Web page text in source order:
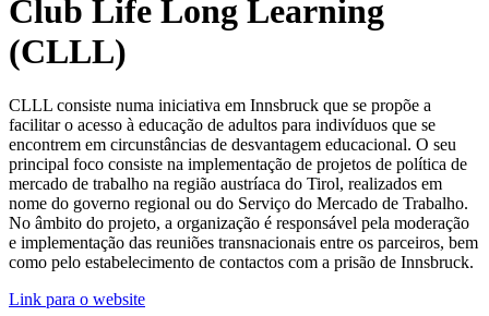
Club Life Long Learning
(CLLL)
CLLL consiste numa iniciativa em Innsbruck que se propõe a
facilitar o acesso à educação de adultos para indivíduos que se
encontrem em circunstâncias de desvantagem educacional. O seu
principal foco consiste na implementação de projetos de política de
mercado de trabalho na região austríaca do Tirol, realizados em
nome do governo regional ou do Serviço do Mercado de Trabalho.
No âmbito do projeto, a organização é responsável pela moderação
e implementação das reuniões transnacionais entre os parceiros, bem
como pelo estabelecimento de contactos com a prisão de Innsbruck.
Link para o website